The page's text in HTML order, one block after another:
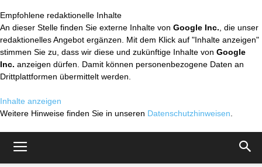
Empfohlene redaktionelle Inhalte
An dieser Stelle finden Sie externe Inhalte von Google Inc. , die unser
redaktionelles Angebot ergänzen. Mit dem Klick auf "Inhalte anzeigen"
stimmen Sie zu, dass wir diese und zukünftige Inhalte von Google
Inc. anzeigen dürfen. Damit können personenbezogene Daten an
Drittplattformen übermittelt werden.
Inhalte anzeigen
Weitere Hinweise finden Sie in unseren Datenschutzhinweisen